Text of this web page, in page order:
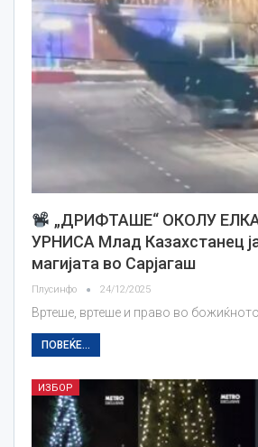
„ДРИФТАШЕ“ ОКОЛУ
УРНИСА Млад Казахстанец
магијата во Сарјагаш
Плусинфо 24/12/2025
Вртеше, вртеше и право во
ПОВЕЌЕ...
ИЗБОР